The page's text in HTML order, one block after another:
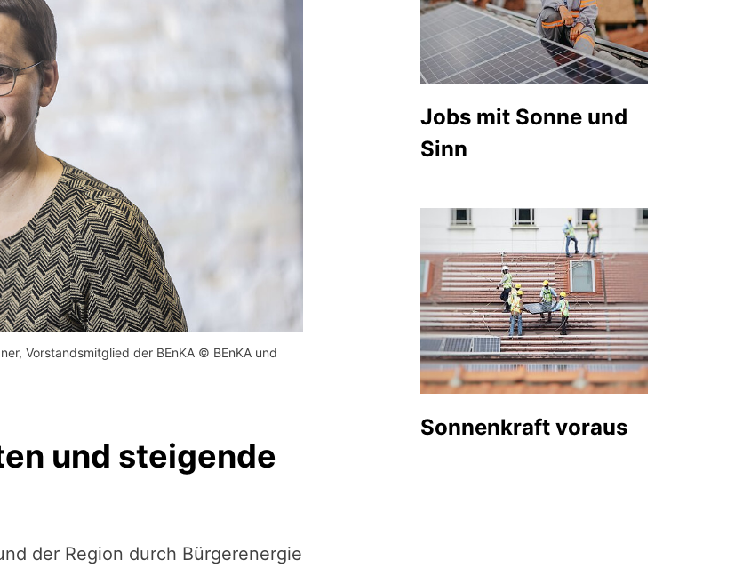
Vorstandsmitglied der BEnKA © BEnKA und
und steigende
der Region durch Bürgerenergie
Jobs mit Sonne und
Sinn
Sonnenkraft voraus